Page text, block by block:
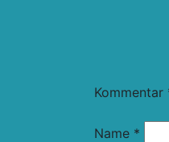
Kommentar
Name *